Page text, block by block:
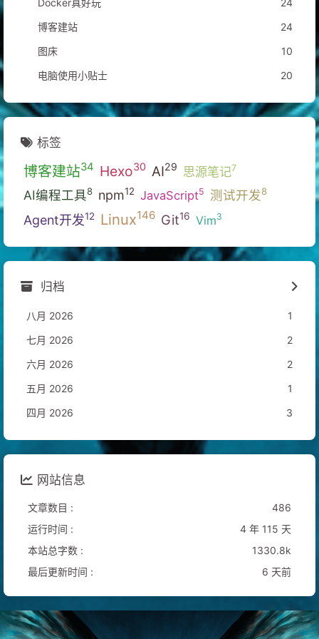
博客建站
24
图床
10
电脑使用小贴士
20
标签
博客建站34 Hexo30 AI29 思源笔记7
AI编程工具8 npm12 JavaScript5 测试开发8
Agent开发12 Linux146 Git16 Vim3
归档
八月 2026
1
七月 2026
2
六月 2026
2
五月 2026
1
四月 2026
3
网站信息
文章数目 :
486
运行时间 :
4 年 115 天
本站总字数 :
1330.8k
最后更新时间 :
6 天前